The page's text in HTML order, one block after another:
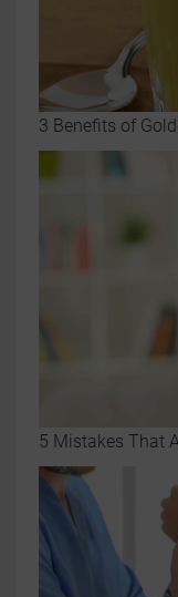
3 Benefits of
5 Mistakes That